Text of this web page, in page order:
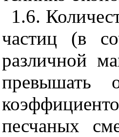
1.6.
частиц (в
различной
превышать
песчаных